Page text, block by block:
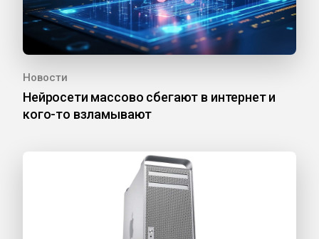
Новости
Нейросети массово сбегают в интернет и
кого-то взламывают